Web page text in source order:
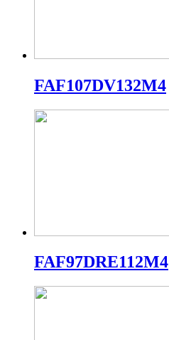
FAF107DV132M4
FAF97DRE112M4